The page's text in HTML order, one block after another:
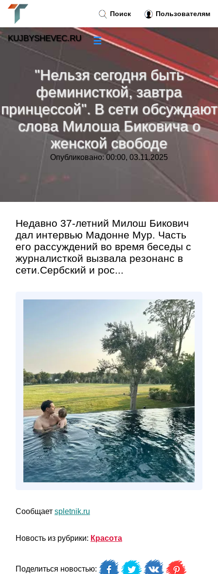
"Нельзя сегодня быть
феминисткой, завтра
принцессой". В сети обсуждают
слова Милоша Биковича о
женской свободе
Опубликовано: 00:00, 03.11.2025
Недавно 37-летний Милош Бикович
дал интервью Мадонне Мур. Часть
его рассуждений во время беседы с
журналисткой вызвала резонанс в
сети.Сербский и рос...
Сообщает spletnik.ru
Новость из рубрики: Красота
Поделиться новостью:
Поиск Пользователям
KUJBYSHEVEC.RU ☰
Новости
Тренды новостей»
Рубрики»